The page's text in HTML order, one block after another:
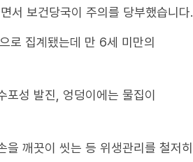
서 보건당국이 주의를 당부했습니다.
로 집계됐는데 만 6세 미만의
성 발진, 엉덩이에는 물집이
깨끗이 씻는 등 위생관리를 철저히